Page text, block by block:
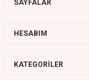
SAYFALAR
HESABIM
KATEGORİLER